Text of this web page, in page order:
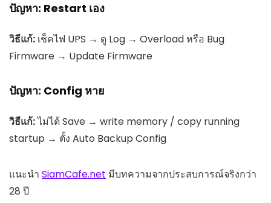
ปัญหา: Restart เอง
วิธีแก้: เช็คไฟ UPS → ดู Log → Overload หรือ Bug
Firmware → Update Firmware
ปัญหา: Config หาย
วิธีแก้:ไม่ได้ Save → write memory / copy running
startup → ตั้ง Auto Backup Config
แนะนำ SiamCafe.net มีบทความจากประสบการณ์จริงกว่า
28 ปี